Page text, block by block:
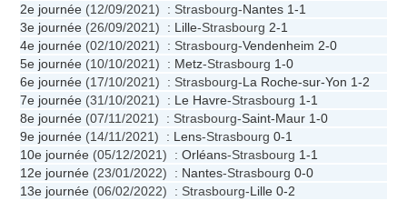
2e journée (12/09/2021) : Strasbourg-Nantes 1-1
3e journée (26/09/2021) : Lille-Strasbourg 2-1
4e journée (02/10/2021) : Strasbourg-Vendenheim 2-0
5e journée (10/10/2021) : Metz-Strasbourg 1-0
6e journée (17/10/2021) : Strasbourg-La Roche-sur-Yon 1-2
7e journée (31/10/2021) : Le Havre-Strasbourg 1-1
8e journée (07/11/2021) : Strasbourg-Saint-Maur 1-0
9e journée (14/11/2021) : Lens-Strasbourg 0-1
10e journée (05/12/2021) : Orléans-Strasbourg 1-1
12e journée (23/01/2022) : Nantes-Strasbourg 0-0
13e journée (06/02/2022) : Strasbourg-Lille 0-2